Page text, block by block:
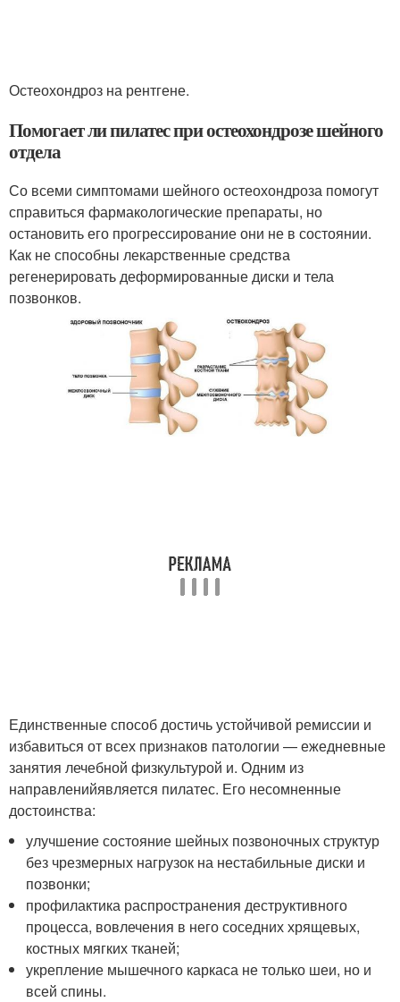
Остеохондроз на рентгене.
Помогает ли пилатес при остеохондрозе шейного
отдела
Со всеми симптомами шейного остеохондроза помогут
справиться фармакологические препараты, но
остановить его прогрессирование они не в состоянии.
Как не способны лекарственные средства
регенерировать деформированные диски и тела
позвонков.
Единственные способ достичь устойчивой ремиссии и
избавиться от всех признаков патологии — ежедневные
занятия лечебной физкультурой и. Одним из
направленийявляется пилатес. Его несомненные
достоинства:
улучшение состояние шейных позвоночных структур
без чрезмерных нагрузок на нестабильные диски и
позвонки;
профилактика распространения деструктивного
процесса, вовлечения в него соседних хрящевых,
костных мягких тканей;
укрепление мышечного каркаса не только шеи, но и
всей спины.